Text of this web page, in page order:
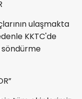
ulaşmakta
KKTC'de